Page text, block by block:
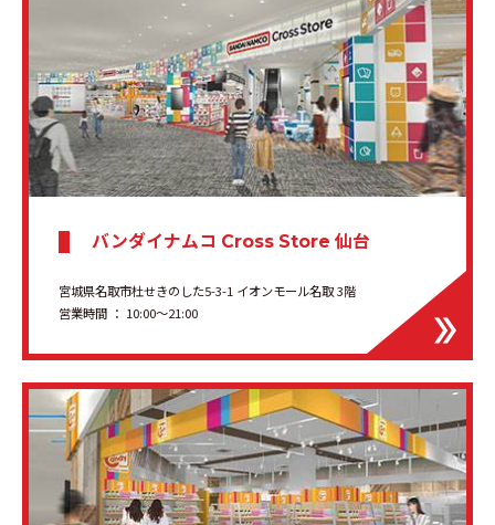
バンダイナムコ Cross Store 仙台
宮城県名取市杜せきのした5-3-1 イオンモール名取 3階
営業時間 ： 10:00〜21:00